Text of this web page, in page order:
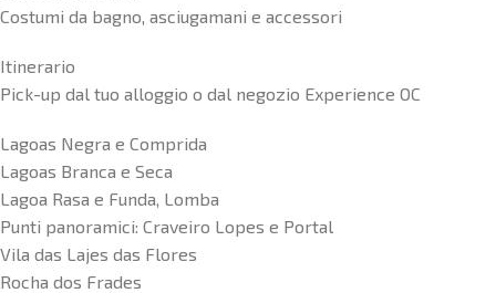
Costumi da bagno, asciugamani e accessori
Itinerario
Pick-up dal tuo alloggio o dal negozio Experience OC
Lagoas Negra e Comprida
Lagoas Branca e Seca
Lagoa Rasa e Funda, Lomba
Punti panoramici: Craveiro Lopes e Portal
Vila das Lajes das Flores
Rocha dos Frades